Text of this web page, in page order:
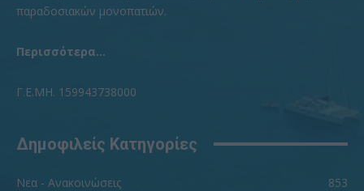
παραδοσιακών μονοπατιών.
Περισσότερα...
Γ.Ε.ΜΗ. 159943738000
Δημοφιλείς Κατηγορίες
Νεα - Ανακοινώσεις
853